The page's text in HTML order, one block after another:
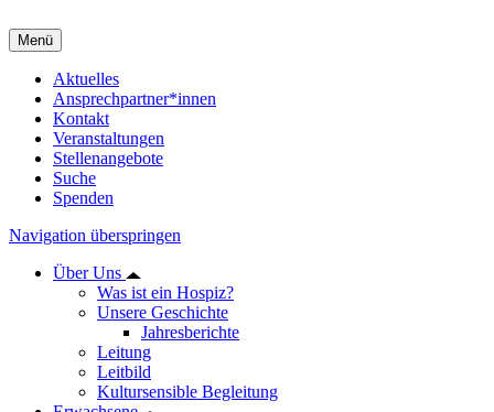
Menü
Aktuelles
Ansprechpartner*innen
Kontakt
Veranstaltungen
Stellenangebote
Suche
Spenden
Navigation überspringen
Über Uns
Was ist ein Hospiz?
Unsere Geschichte
Jahresberichte
Leitung
Leitbild
Kultursensible Begleitung